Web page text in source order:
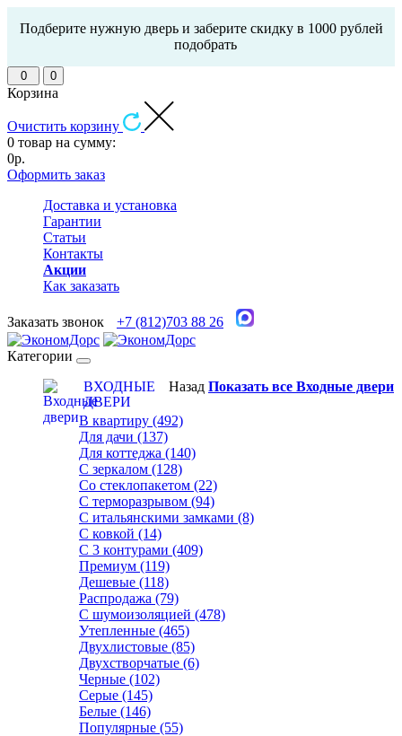
Подберите нужную дверь и заберите скидку в 1000 рублей
подобрать
0 0
Корзина
Очистить корзину
0 товар на сумму:
0р.
Оформить заказ
Доставка и установка
Гарантии
Статьи
Контакты
Акции
Как заказать
Заказать звонок +7 (812)703 88 26
Категории
ВХОДНЫЕ
ДВЕРИ
Назад Показать все Входные двери
В квартиру (492)
Для дачи (137)
Для коттеджа (140)
С зеркалом (128)
Со стеклопакетом (22)
С терморазрывом (94)
С итальянскими замками (8)
С ковкой (14)
С 3 контурами (409)
Премиум (119)
Дешевые (118)
Распродажа (79)
С шумоизоляцией (478)
Утепленные (465)
Двухлистовые (85)
Двухстворчатые (6)
Черные (102)
Серые (145)
Белые (146)
Популярные (55)